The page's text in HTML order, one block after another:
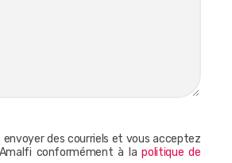
des courriels et vous acceptez
conformément à lapolitique de